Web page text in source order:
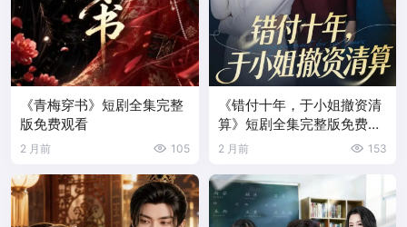
《青梅穿书》短剧全集完整
版免费观看
2 月前 105
《错付十年，于小姐撤资清
算》短剧全集完整版免费观
看
2 月前 153